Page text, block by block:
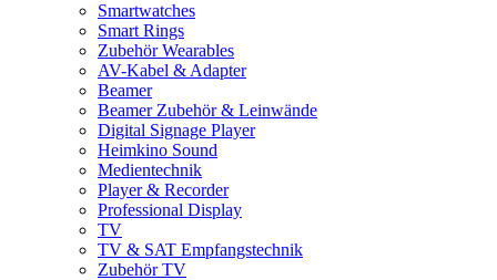
Smartwatches
Smart Rings
Zubehör Wearables
AV-Kabel & Adapter
Beamer
Beamer Zubehör & Leinwände
Digital Signage Player
Heimkino Sound
Medientechnik
Player & Recorder
Professional Display
TV
TV & SAT Empfangstechnik
Zubehör TV